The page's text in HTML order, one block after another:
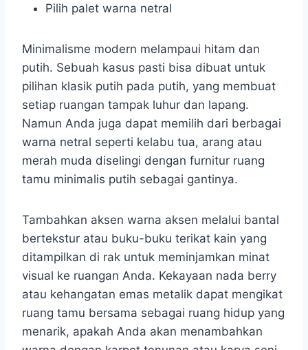
Pilih palet warna netral
Minimalisme modern melampaui hitam dan
putih. Sebuah kasus pasti bisa dibuat untuk
pilihan klasik putih pada putih, yang membuat
setiap ruangan tampak luhur dan lapang.
Namun Anda juga dapat memilih dari berbagai
warna netral seperti kelabu tua, arang atau
merah muda diselingi dengan furnitur ruang
tamu minimalis putih sebagai gantinya.
Tambahkan aksen warna aksen melalui bantal
bertekstur atau buku-buku terikat kain yang
ditampilkan di rak untuk meminjamkan minat
visual ke ruangan Anda. Kekayaan nada berry
atau kehangatan emas metalik dapat mengikat
ruang tamu bersama sebagai ruang hidup yang
menarik, apakah Anda akan menambahkan